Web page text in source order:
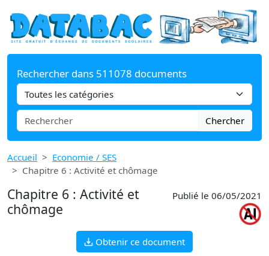
Rechercher dans 511078 documents
Chercher
Accueil
Economie / SES
Chapitre 6 : Activité et chômage
Chapitre 6 : Activité et
chômage
Publié le 06/05/2021
Obtenir ce document